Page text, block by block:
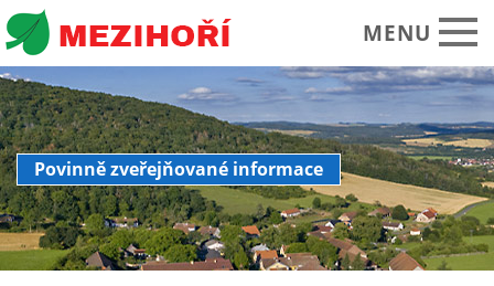
MENU
Obecní úřad
O obci Mezihoří
Historie Památky
Spolky sdružení
Povinně zveřejňované informace